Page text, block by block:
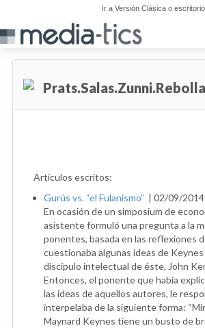
Ir a Versión Clásica o escritorio
Artículos escritos:
Gurús vs. “el Fulanismo” | 02/09/2014
En ocasión de un simposium de
asistente formuló una pregunta a la
ponentes, basada en las reflexiones
cuestionaba algunas ideas de Keynes
discípulo intelectual de éste, John
Entonces, el ponente que había
las ideas de aquellos autores, le
interpelaba de la siguiente forma:
Maynard Keynes tiene un busto de